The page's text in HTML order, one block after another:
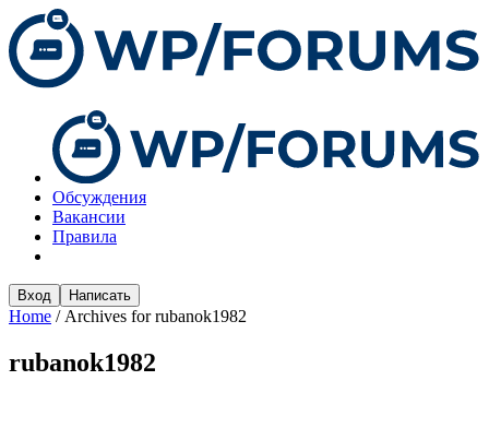
Обсуждения
Вакансии
Правила
Вход Написать
Home / Archives for rubanok1982
rubanok1982